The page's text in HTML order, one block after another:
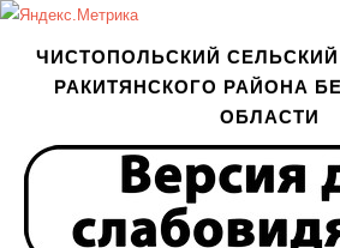
ЧИСТОПОЛЬСКИЙ
РАКИТЯНСКОГО РАЙОНА
ОБЛАСТИ